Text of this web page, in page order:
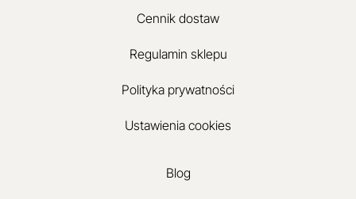
Cennik dostaw
Regulamin sklepu
Polityka prywatności
Ustawienia cookies
Blog